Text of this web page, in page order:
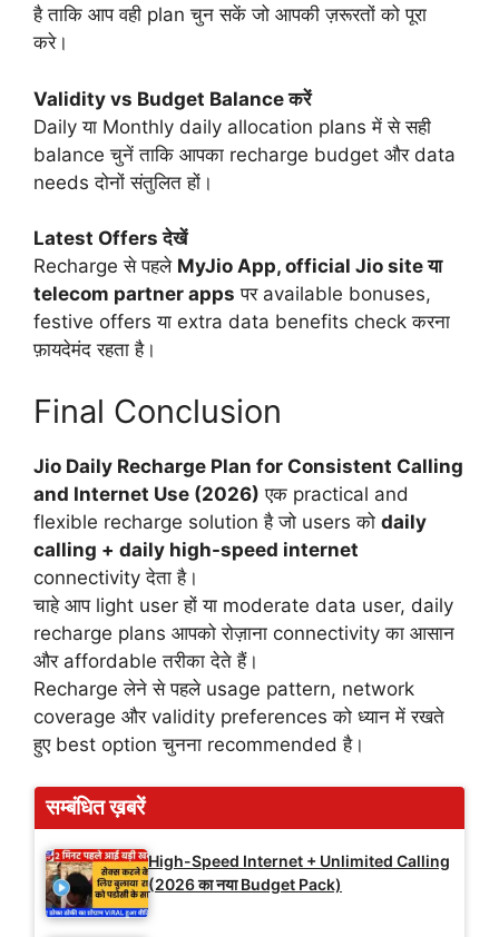
है ताकि आप वही plan चुन सकें जो आपकी ज़रूरतों को पूरा
करे।
Validity vs Budget Balance करें
Daily या Monthly daily allocation plans में से सही
balance चुनें ताकि आपका recharge budget और data
needs दोनों संतुलित हों।
Latest Offers देखें
Recharge से पहले MyJio App, official Jio site या
telecom partner apps पर available bonuses,
festive offers या extra data benefits check करना
फ़ायदेमंद रहता है।
Final Conclusion
Jio Daily Recharge Plan for Consistent Calling
and Internet Use (2026) एक practical and
flexible recharge solution है जो users को daily
calling + daily high-speed internet
connectivity देता है।
चाहे आप light user हों या moderate data user, daily
recharge plans आपको रोज़ाना connectivity का आसान
और affordable तरीका देते हैं।
Recharge लेने से पहले usage pattern, network
coverage और validity preferences को ध्यान में रखते
हुए best option चुनना recommended है।
सम्बंधित ख़बरें
High-Speed Internet + Unlimited Calling
(2026 का नया Budget Pack)